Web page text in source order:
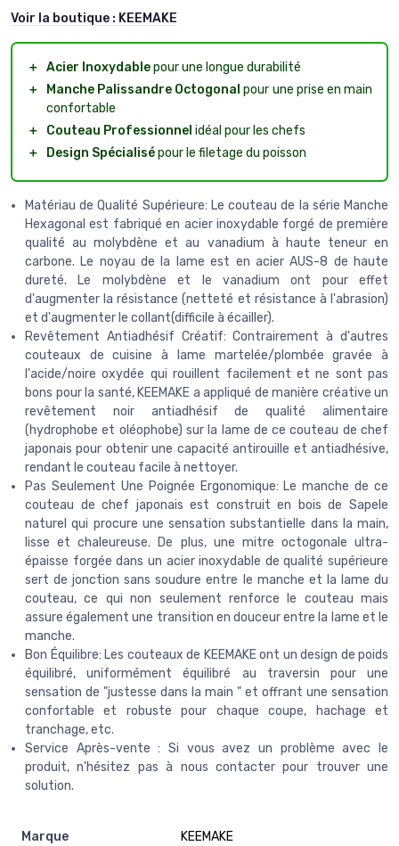
Voir la boutique : KEEMAKE
＋ Acier Inoxydablepour une longue durabilité
＋
Manche Palissandre Octogonal pour une prise en main
confortable
＋
Couteau Professionnel idéal pour les chefs
＋
Design Spécialisépour le filetage du poisson
Matériau de Qualité Supérieure: Le couteau de la série Manche
Hexagonal est fabriqué en acier inoxydable forgé de première
qualité au molybdène et au vanadium à haute teneur en
carbone. Le noyau de la lame est en acier AUS-8 de haute
dureté. Le molybdène et le vanadium ont pour effet
d'augmenter la résistance (netteté et résistance à l'abrasion)
et d'augmenter le collant(difficile à écailler).
Revêtement Antiadhésif Créatif: Contrairement à d'autres
couteaux de cuisine à lame martelée/plombée gravée à
l'acide/noire oxydée qui rouillent facilement et ne sont pas
bons pour la santé, KEEMAKE a appliqué de manière créative un
revêtement noir antiadhésif de qualité alimentaire
(hydrophobe et oléophobe) sur la lame de ce couteau de chef
japonais pour obtenir une capacité antirouille et antiadhésive,
rendant le couteau facile à nettoyer.
Pas Seulement Une Poignée Ergonomique: Le manche de ce
couteau de chef japonais est construit en bois de Sapele
naturel qui procure une sensation substantielle dans la main,
lisse et chaleureuse. De plus, une mitre octogonale ultra-
épaisse forgée dans un acier inoxydable de qualité supérieure
sert de jonction sans soudure entre le manche et la lame du
couteau, ce qui non seulement renforce le couteau mais
assure également une transition en douceur entre la lame et le
manche.
Bon Équilibre: Les couteaux de KEEMAKE ont un design de poids
équilibré, uniformément équilibré au traversin pour une
sensation de "justesse dans la main " et offrant une sensation
confortable et robuste pour chaque coupe, hachage et
tranchage, etc.
Service Après-vente : Si vous avez un problème avec le
produit, n'hésitez pas à nous contacter pour trouver une
solution.
Marque
‎KEEMAKE